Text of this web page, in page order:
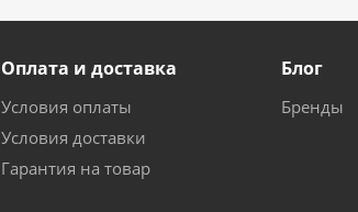
Оплата и доставка
Условия оплаты
Условия доставки
Гарантия на товар
Блог
Бренды